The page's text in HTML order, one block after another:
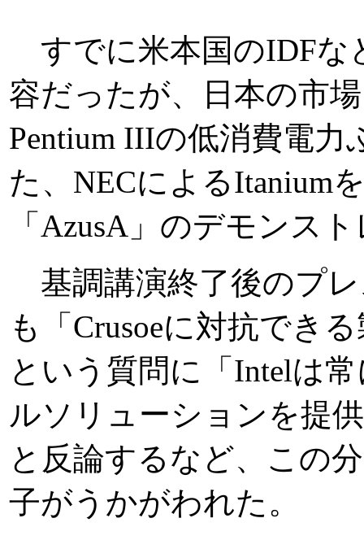
すでに米本国のIDFな
容だったが、日本の市
Pentium IIIの低消費電
た、NECによるItanium
「AzusA」のデモンス
基調講演終了後のプ
も「Crusoeに対抗でき
という質問に「Intelは
ルソリューションを提
と反論するなど、この
子がうかがわれた。